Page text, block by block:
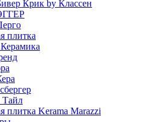
Крик by Классен
плитка
Тайл
плитка Kerama Marazzi